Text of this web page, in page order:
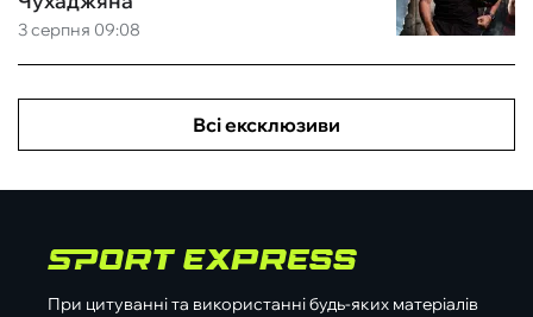
3 серпня 09:08
Всі ексклюзиви
При цитуванні та використанні будь-яких матеріалів